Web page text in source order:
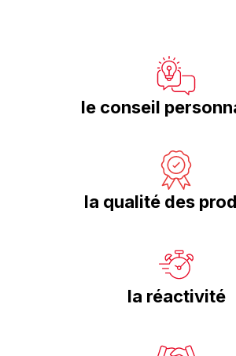
le conseil
la qualité des
la réactivité